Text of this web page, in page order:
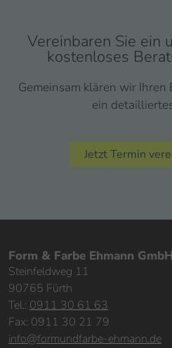
Vereinbaren Sie ein
kostenloses
Gemeinsam klären wir Ihren
ein
Jetzt Termin
Form & Farbe Ehmann GmbH
Steinfeldweg 11
90765 Fürth
Tel.: 0911 30 61 63
Fax: 0911 30 21 79
info@formundfarbe-ehmann.de